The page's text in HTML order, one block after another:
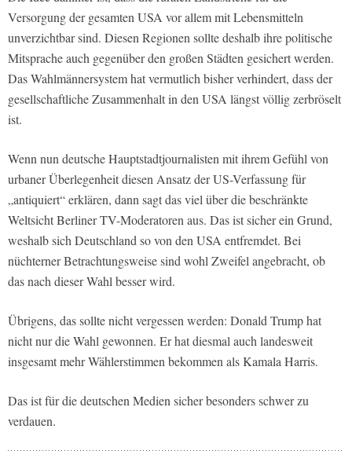
Versorgung der gesamten USA vor allem mit Lebensmitteln
unverzichtbar sind. Diesen Regionen sollte deshalb ihre politische
Mitsprache auch gegenüber den großen Städten gesichert werden.
Das Wahlmännersystem hat vermutlich bisher verhindert, dass der
gesellschaftliche Zusammenhalt in den USA längst völlig zerbröselt
ist.
Wenn nun deutsche Hauptstadtjournalisten mit ihrem Gefühl von
urbaner Überlegenheit diesen Ansatz der US-Verfassung für
„antiquiert“ erklären, dann sagt das viel über die beschränkte
Weltsicht Berliner TV-Moderatoren aus. Das ist sicher ein Grund,
weshalb sich Deutschland so von den USA entfremdet. Bei
nüchterner Betrachtungsweise sind wohl Zweifel angebracht, ob
das nach dieser Wahl besser wird.
Übrigens, das sollte nicht vergessen werden: Donald Trump hat
nicht nur die Wahl gewonnen. Er hat diesmal auch landesweit
insgesamt mehr Wählerstimmen bekommen als Kamala Harris.
Das ist für die deutschen Medien sicher besonders schwer zu
verdauen.